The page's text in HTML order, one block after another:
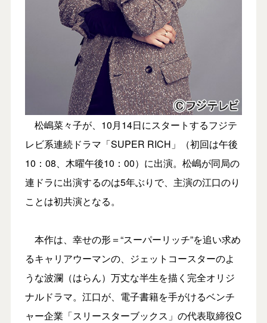
松嶋菜々子が、10月14日にスタートするフジテ
レビ系連続ドラマ「SUPER RICH」（初回は午後
10：08、木曜午後10：00）に出演。松嶋が同局の
連ドラに出演するのは5年ぶりで、主演の江口のり
ことは初共演となる。
本作は、幸せの形＝“スーパーリッチ”を追い求め
るキャリアウーマンの、ジェットコースターのよ
うな波瀾（はらん）万丈な半生を描く完全オリジ
ナルドラマ。江口が、電子書籍を手がけるベンチ
ャー企業「スリースターブックス」の代表取締役C